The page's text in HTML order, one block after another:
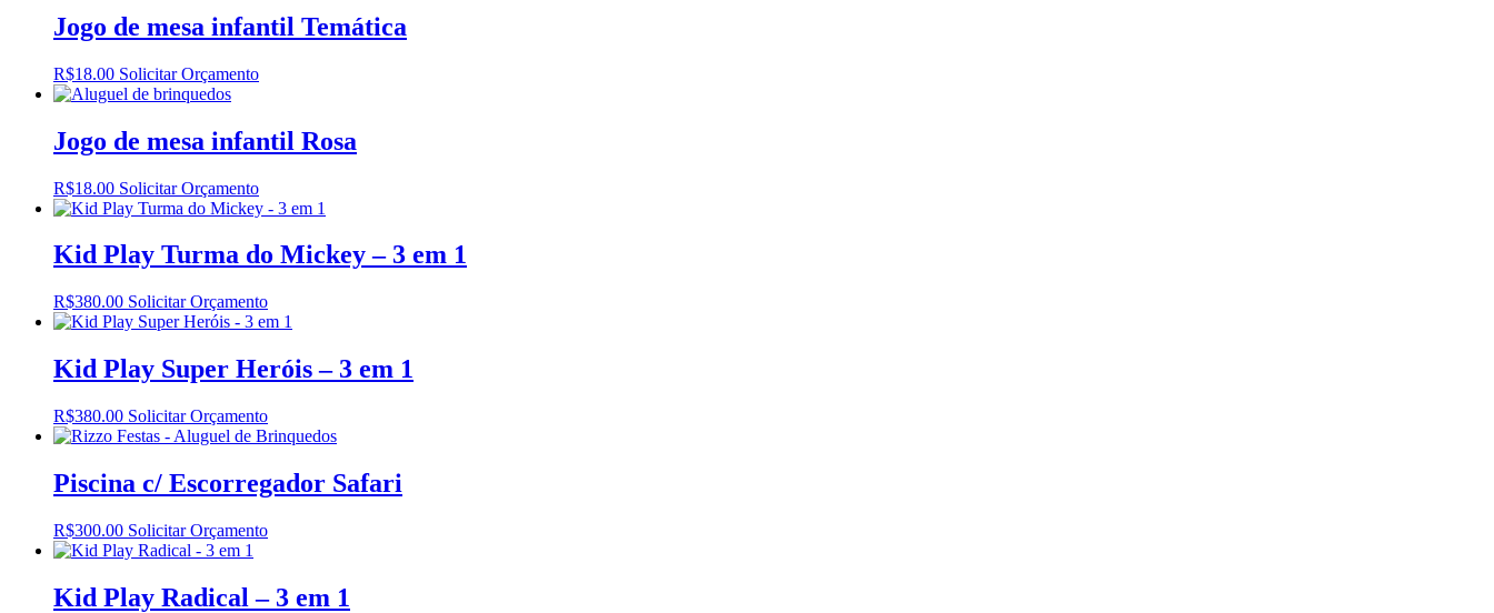
Jogo de mesa infantil Temática
R$18.00 Solicitar Orçamento
Jogo de mesa infantil Rosa
R$18.00 Solicitar Orçamento
Kid Play Turma do Mickey – 3 em 1
R$380.00 Solicitar Orçamento
Kid Play Super Heróis – 3 em 1
R$380.00 Solicitar Orçamento
Piscina c/ Escorregador Safari
R$300.00 Solicitar Orçamento
Kid Play Radical – 3 em 1